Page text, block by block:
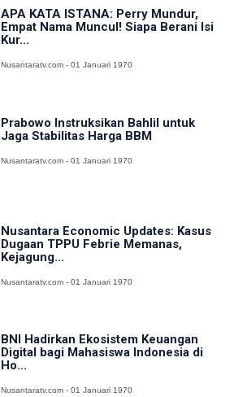
APA KATA ISTANA: Perry Mundur,
Empat Nama Muncul! Siapa Berani Isi
Kur...
Nusantaratv.com - 01 Januari 1970
Prabowo Instruksikan Bahlil untuk
Jaga Stabilitas Harga BBM
Nusantaratv.com - 01 Januari 1970
Nusantara Economic Updates: Kasus
Dugaan TPPU Febrie Memanas,
Kejagung...
Nusantaratv.com - 01 Januari 1970
BNI Hadirkan Ekosistem Keuangan
Digital bagi Mahasiswa Indonesia di
Ho...
Nusantaratv.com - 01 Januari 1970